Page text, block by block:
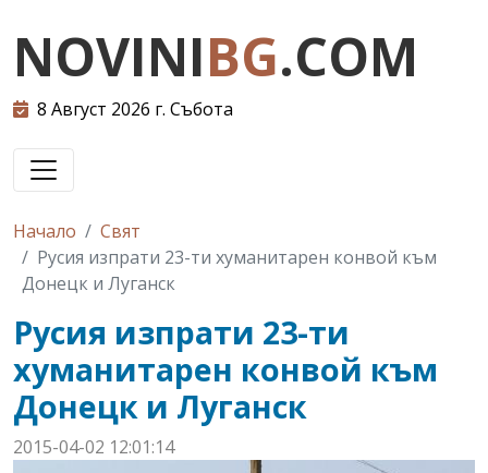
NOVINIBG.COM
8 Август 2026 г. Събота
Начало
Свят
Русия изпрати 23-ти хуманитарен конвой към
Донецк и Луганск
Русия изпрати 23-ти
хуманитарен конвой към
Донецк и Луганск
2015-04-02 12:01:14